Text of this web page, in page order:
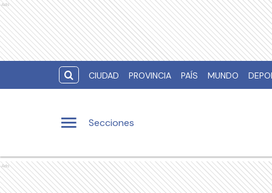
Ads
CIUDAD PROVINCIA PAÍS MUNDO
Secciones
Ads